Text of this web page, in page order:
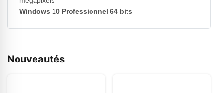
Windows 10 Professionnel 64 bits
Nouveautés